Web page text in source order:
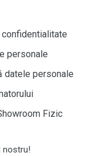
personale
datele personale
Fizic
nostru!